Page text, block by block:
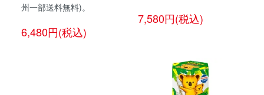
州一部送料無料)。
6,480円(税込)
7,580円(税込)